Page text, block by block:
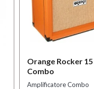
Orange Rocker 15
Combo
Amplificatore Combo